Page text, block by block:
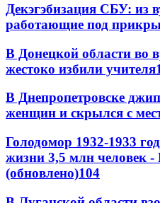
Декэгэбизация СБУ: из
работающие под
В Донецкой области во
жестоко избили учителя
В Днепропетровске
женщин и скрылся с
Голодомор 1932-1933
жизни 3,5 млн человек
(обновлено)104